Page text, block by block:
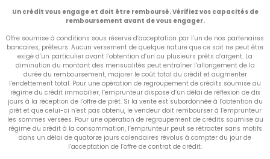
Un crédit vous engage et doit être remboursé. Vérifiez vos capacités de
remboursement avant de vous engager.
Offre soumise à conditions sous réserve d’acceptation par l’un de nos partenaires
bancaires, prêteurs. Aucun versement de quelque nature que ce soit ne peut être
exigé d’un particulier avant l’obtention d’un ou plusieurs prêts d’argent. La
diminution du montant des mensualités peut entraîner l’allongement de la
durée du remboursement, majorer le coût total du crédit et augmenter
l’endettement total. Pour une opération de regroupement de crédits soumise au
régime du crédit immobilier, l’emprunteur dispose d’un délai de réflexion de dix
jours à la réception de l’offre de prêt. Si la vente est subordonnée à l’obtention du
prêt et que celui-ci n’est pas obtenu, le vendeur doit rembourser à l’emprunteur
les sommes versées. Pour une opération de regroupement de crédits soumise au
régime du crédit à la consommation, l’emprunteur peut se rétracter sans motifs
dans un délai de quatorze jours calendaires révolus à compter du jour de
l’acceptation de l’offre de contrat de crédit.